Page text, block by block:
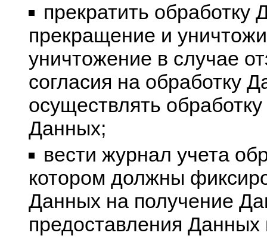
прекратить обработку
прекращение и
уничтожение в случае
согласия на обработку
осуществлять
Данных;
вести журнал учета
котором должны
Данных на получение
предоставления Данных